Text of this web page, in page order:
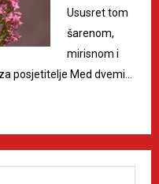
Ususret tom
šarenom,
mirisnom i
posjetitelje Med dvemi…